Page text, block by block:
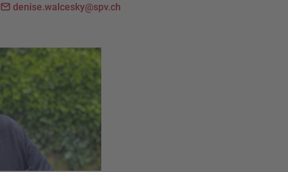
denise.walcesky@spv.ch